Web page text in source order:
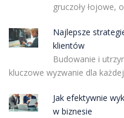
gruczoły łojowe,
Najlepsze
klientów
Budowanie i
kluczowe wyzwanie dla
Jak efektywnie
w biznesie